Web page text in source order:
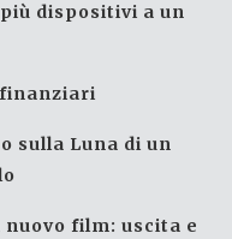
dispositivi a un
sulla Luna di un
film: uscita e